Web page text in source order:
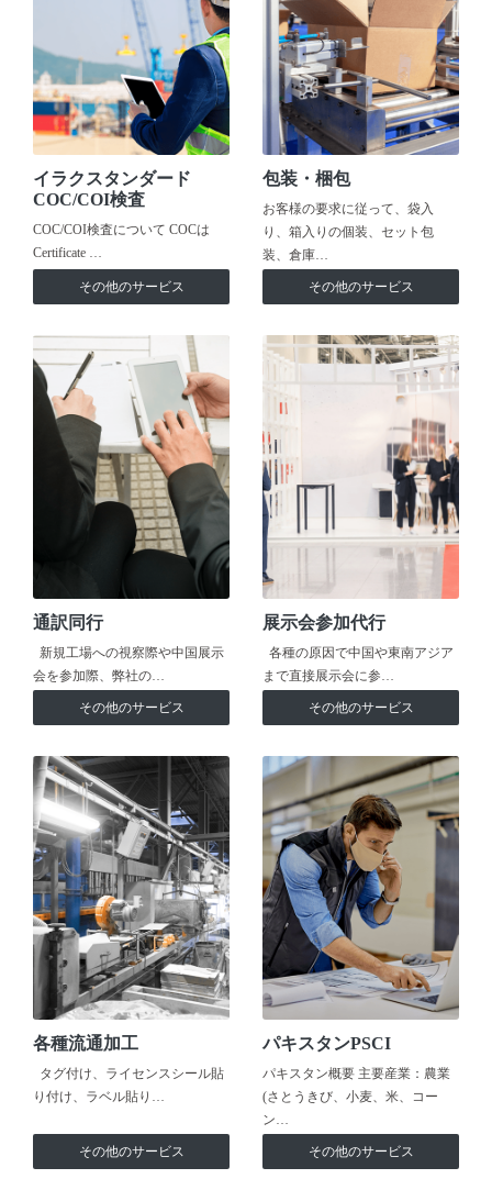
イラクスタンダード
COC/COI検査
COC/COI検査について COCは
Certificate …
その他のサービス
包装・梱包
お客様の要求に従って、袋入
り、箱入りの個装、セット包
装、倉庫…
その他のサービス
通訳同行
新規工場への視察際や中国展示
会を参加際、弊社の…
その他のサービス
展示会参加代行
各種の原因で中国や東南アジア
まで直接展示会に参…
その他のサービス
各種流通加工
タグ付け、ライセンスシール貼
り付け、ラベル貼り…
その他のサービス
パキスタンPSCI
パキスタン概要 主要産業：農業
(さとうきび、小麦、米、コー
ン…
その他のサービス